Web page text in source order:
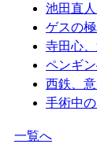
池田直
ゲスの
寺田心
ペンギ
西鉄、
手術中
一覧へ